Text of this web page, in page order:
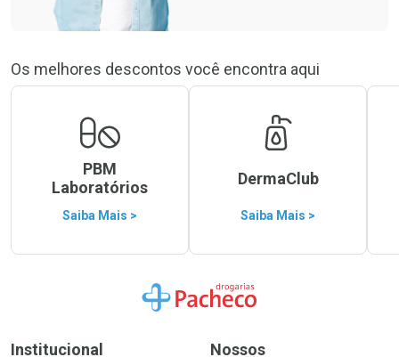
Os melhores descontos você encontra aqui
PBM
Laboratórios
Saiba Mais >
DermaClub
Saiba Mais >
Ir para a Home
Institucional
Nossos